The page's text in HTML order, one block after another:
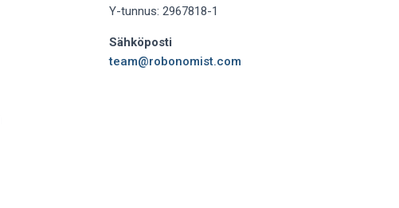
Y-tunnus: 2967818-1
Sähköposti
team@robonomist.com